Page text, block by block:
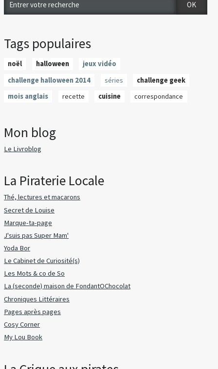
Tags populaires
noël halloween
jeux vidéo
challenge halloween 2014
séries
challenge geek
mois anglais
recette cuisine correspondance
Mon blog
Le Livroblog
La Piraterie Locale
Thé, lectures et macarons
Secret de Louise
Marque-ta-page
J'suis pas Super Mam'
Yoda Bor
Le Cabinet de Curiosité(s)
Les Mots & co de So
La (seconde) maison de FondantOChocolat
Chroniques Littéraires
Pages après pages
Cosy Corner
My Lou Book